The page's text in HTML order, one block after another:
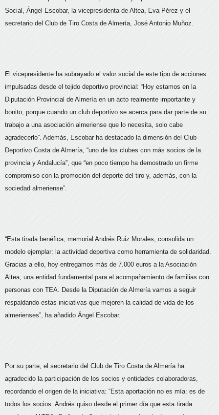
Social, Ángel Escobar, la vicepresidenta de Altea, Eva Pérez y el
secretario del Club de Tiro Costa de Almería, José Antonio Muñoz.
El vicepresidente ha subrayado el valor social de este tipo de acciones
impulsadas desde el tejido deportivo provincial: “Hoy estamos en la
Diputación Provincial de Almería en un acto realmente importante y
bonito, porque cuando un club deportivo se acerca para dar parte de su
trabajo a una asociación almeriense que lo necesita, solo cabe
agradecerlo”. Además, Escobar ha destacado la dimensión del Club
Deportivo Costa de Almería, “uno de los clubes con más socios de la
provincia y Andalucía”, que “en poco tiempo ha demostrado un firme
compromiso con la promoción del deporte del tiro y, además, con la
sociedad almeriense”.
“Esta tirada benéfica, memorial Andrés Ruiz Morales, consolida un
modelo ejemplar: la actividad deportiva como herramienta de solidaridad.
Gracias a ello, hoy entregamos más de 7.000 euros a la Asociación
Altea, una entidad fundamental para el acompañamiento de familias con
personas con TEA. Desde la Diputación de Almería vamos a seguir
respaldando estas iniciativas que mejoren la calidad de vida de los
almerienses”, ha añadido Ángel Escobar.
Por su parte, el secretario del Club de Tiro Costa de Almería ha
agradecido la participación de los socios y entidades colaboradoras,
recordando el origen de la iniciativa: “Esta aportación no es mía: es de
todos los socios. Andrés quiso desde el primer día que esta tirada